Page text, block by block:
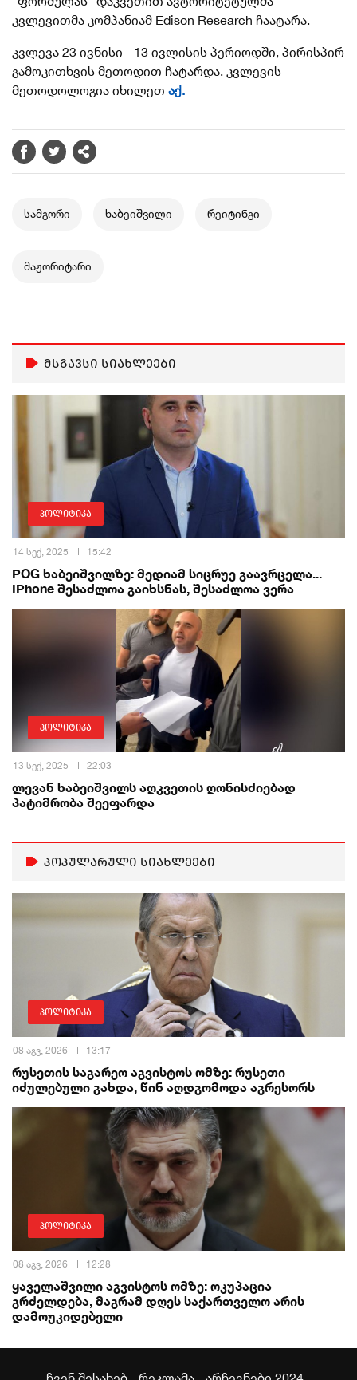
კვლევითმა კომპანიამ Edison Research ჩაატარა.
კვლევა 23 ივნისი - 13 ივლისის პერიოდში, პირისპირ
გამოკითხვის მეთოდით ჩატარდა. კვლევის
მეთოდოლოგია იხილეთ აქ.
სამგორი ხაბეიშვილი რეიტინგი
მაჟორიტარი
მსგავსი სიახლეები
პოლიტიკა
14 სექ, 2025 15:42
POG ხაბეიშვილზე: მედიამ სიცრუე გაავრცელა...
IPhone შესაძლოა გაიხსნას, შესაძლოა ვერა
პოლიტიკა
13 სექ, 2025 22:03
ლევან ხაბეიშვილს აღკვეთის ღონისძიებად
პატიმრობა შეეფარდა
პოპულარული სიახლეები
პოლიტიკა
08 აგვ, 2026 13:17
რუსეთის საგარეო აგვისტოს ომზე: რუსეთი
იძულებული გახდა, წინ აღდგომოდა აგრესორს
პოლიტიკა
08 აგვ, 2026 12:28
ყაველაშვილი აგვისტოს ომზე: ოკუპაცია
გრძელდება, მაგრამ დღეს საქართველო არის
დამოუკიდებელი